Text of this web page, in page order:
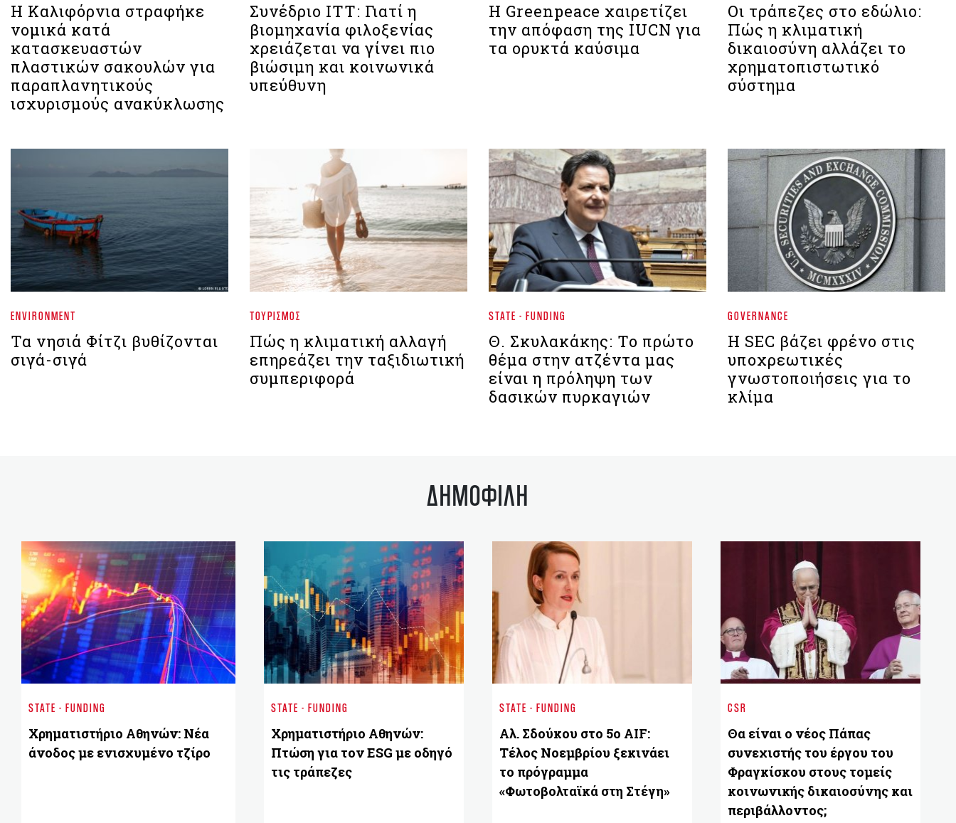
Η Καλιφόρνια στραφήκε
νομικά κατά
κατασκευαστών
πλαστικών σακουλών για
παραπλανητικούς
ισχυρισμούς ανακύκλωσης
Συνέδριο ΙΤΤ: Γιατί η
βιομηχανία φιλοξενίας
χρειάζεται να γίνει πιο
βιώσιμη και κοινωνικά
υπεύθυνη
Η Greenpeace χαιρετίζει
την απόφαση της IUCN για
τα ορυκτά καύσιμα
Οι τράπεζες στο εδώλιο:
Πώς η κλιματική
δικαιοσύνη αλλάζει το
χρηματοπιστωτικό
σύστημα
ENVIRONMENT
Τα νησιά Φίτζι βυθίζονται
σιγά-σιγά
ΤΟΥΡΙΣΜΌΣ
Πώς η κλιματική αλλαγή
επηρεάζει την ταξιδιωτική
συμπεριφορά
STATE - FUNDING
Θ. Σκυλακάκης: Το πρώτο
θέμα στην ατζέντα μας
είναι η πρόληψη των
δασικών πυρκαγιών
GOVERNANCE
Η SEC βάζει φρένο στις
υποχρεωτικές
γνωστοποιήσεις για το
κλίμα
ΔΗΜΟΦΙΛΗ
STATE - FUNDING
Χρηματιστήριο Αθηνών: Νέα
άνοδος με ενισχυμένο τζίρο
STATE - FUNDING
Χρηματιστήριο Aθηνών:
Πτώση για τον ESG με οδηγό
τις τράπεζες
STATE - FUNDING
Αλ. Σδούκου στο 5ο AIF:
Τέλος Νοεμβρίου ξεκινάει
το πρόγραμμα
«Φωτοβολταϊκά στη Στέγη»
CSR
Θα είναι ο νέος Πάπας
συνεχιστής του έργου του
Φραγκίσκου στους τομείς
κοινωνικής δικαιοσύνης και
περιβάλλοντος;